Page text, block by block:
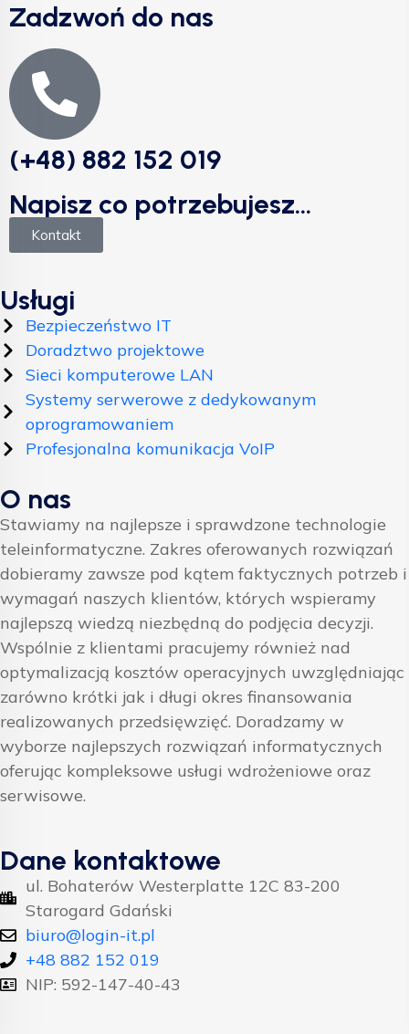
Zadzwoń do nas
(+48) 882 152 019
Napisz co potrzebujesz...
Kontakt
Usługi
Bezpieczeństwo IT
Doradztwo projektowe
Sieci komputerowe LAN
Systemy serwerowe z dedykowanym
oprogramowaniem
Profesjonalna komunikacja VoIP
O nas
Stawiamy na najlepsze i sprawdzone technologie
teleinformatyczne. Zakres oferowanych rozwiązań
dobieramy zawsze pod kątem faktycznych potrzeb i
wymagań naszych klientów, których wspieramy
najlepszą wiedzą niezbędną do podjęcia decyzji.
Wspólnie z klientami pracujemy również nad
optymalizacją kosztów operacyjnych uwzględniając
zarówno krótki jak i długi okres finansowania
realizowanych przedsięwzięć. Doradzamy w
wyborze najlepszych rozwiązań informatycznych
oferując kompleksowe usługi wdrożeniowe oraz
serwisowe.
Dane kontaktowe
ul. Bohaterów Westerplatte 12C 83-200
Starogard Gdański
biuro@login-it.pl
+48 882 152 019
NIP: 592-147-40-43